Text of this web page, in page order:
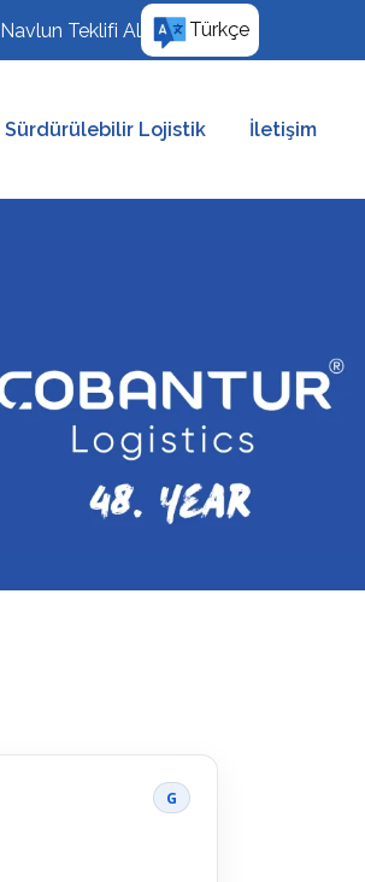
Navlun Teklifi Al Türkçe
Sürdürülebilir Lojistik İletişim
G